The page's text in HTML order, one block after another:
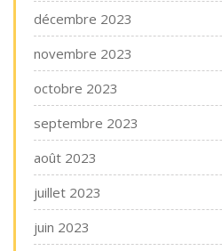
décembre 2023
novembre 2023
octobre 2023
septembre 2023
août 2023
juillet 2023
juin 2023